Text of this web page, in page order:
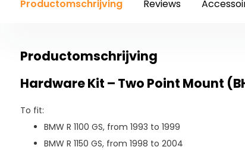
Productomschrijving Reviews
Productomschrijving
Hardware Kit – Two Point Mount
To fit:
BMW R 1100 GS, from 1993 to 1999
BMW R 1150 GS, from 1998 to 2004